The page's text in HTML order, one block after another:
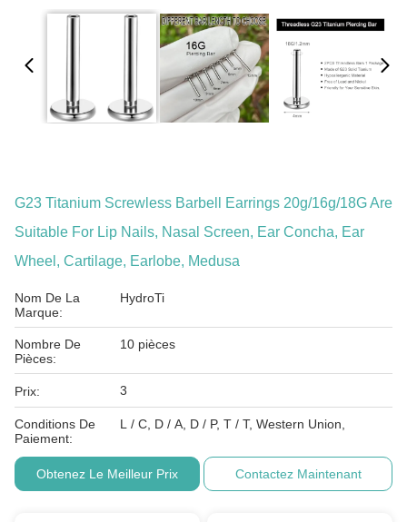
G23 Titanium Screwless Barbell Earrings 20g/16g/18G Are
Suitable For Lip Nails, Nasal Screen, Ear Concha, Ear
Wheel, Cartilage, Earlobe, Medusa
Nom De La
Marque:
HydroTi
Nombre De
Pièces:
10 pièces
Prix: 3
Conditions De
Paiement:
L / C, D / A, D / P, T / T, Western Union,
Obtenez Le Meilleur Prix Contactez Maintenant